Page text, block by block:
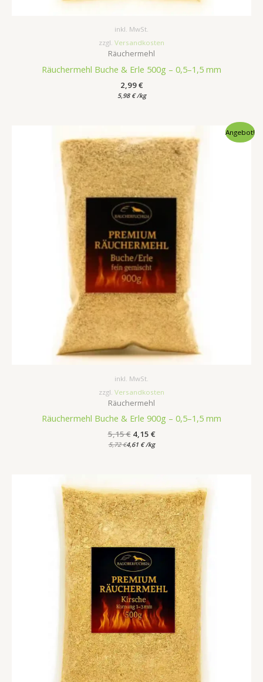
inkl. MwSt.
zzgl. Versandkosten
Räuchermehl
Räuchermehl Buche & Erle 500g – 0,5–1,5 mm
2,99€
5,98 € /kg
Angebot!
inkl. MwSt.
zzgl. Versandkosten
Räuchermehl
Räuchermehl Buche & Erle 900g – 0,5–1,5 mm
5,15€
Preis
war:
5,15 €
4,15 €
Preis
ist:
4,15 €.
5,72€4,61 € /kg